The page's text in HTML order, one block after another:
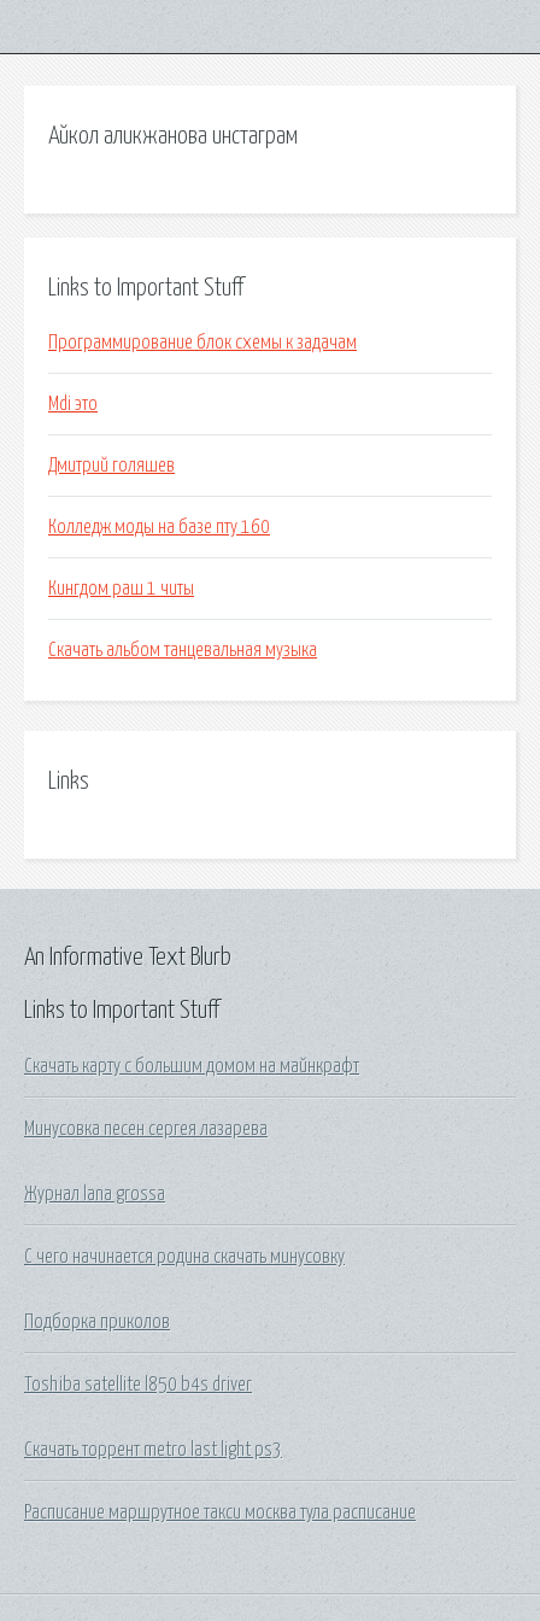
Айкол аликжанова инстаграм
Links to Important Stuff
Программирование блок схемы к задачам
Mdi это
Дмитрий голяшев
Колледж моды на базе пту 160
Кингдом раш 1 читы
Скачать альбом танцевальная музыка
Links
Links to Important Stuff
Скачать карту с большим домом на майнкрафт
Минусовка песен сергея лазарева
Журнал lana grossa
С чего начинается родина скачать минусовку
Подборка приколов
Toshiba satellite l850 b4s driver
Скачать торрент metro last light ps3
Расписание маршрутное такси москва тула расписание
An Informative Text Blurb